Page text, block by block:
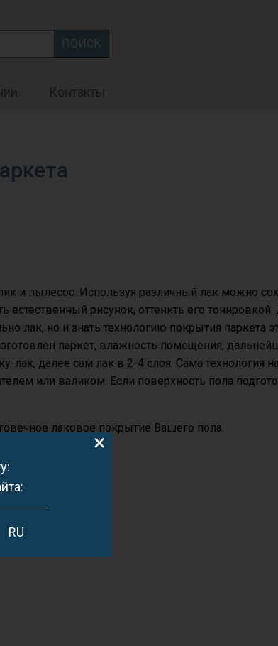
Контакты
и пылесос. Используя различный лак можно
естественный рисунок, оттенить его
лак, но и знать технологию покрытия паркета
паркет, влажность помещения,
лак, далее сам лак в 2-4 слоя. Сама технология
или валиком. Если поверхность пола
лаковое покрытие Вашего пола.
×
RU